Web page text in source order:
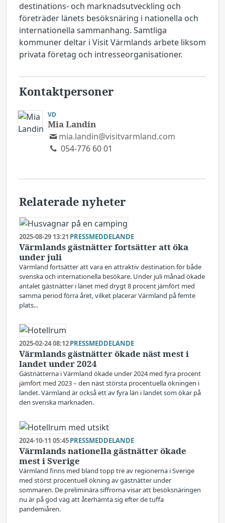
destinations- och marknadsutveckling och
företräder länets besöksnäring i nationella och
internationella sammanhang. Samtliga
kommuner deltar i Visit Värmlands arbete liksom
privata företag och intresseorganisationer.
Kontaktpersoner
VD
Mia Landin
mia.landin@visitvarmland.com
054-776 60 01
Relaterade nyheter
2025-08-29 13:21 PRESSMEDDELANDE
Värmlands gästnätter fortsätter att öka
under juli
Värmland fortsätter att vara en attraktiv destination för både
svenska och internationella besökare. Under juli månad ökade
antalet gästnätter i länet med drygt 8 procent jämfört med
samma period förra året, vilket placerar Värmland på femte
plats...
2025-02-24 08:12PRESSMEDDELANDE
Värmlands gästnätter ökade näst mest i
landet under 2024
Gästnätterna i Värmland ökade under 2024 med fyra procent
jämfört med 2023 – den näst största procentuella ökningen i
landet. Värmland är också ett av fyra län i landet som ökar på
den svenska marknaden.
2024-10-11 05:45PRESSMEDDELANDE
Värmlands nationella gästnätter ökade
mest i Sverige
Värmland finns med bland topp tre av regionerna i Sverige
med störst procentuell ökning av gästnätter under
sommaren. De preliminära siffrorna visar att besöksnäringen
nu är på god väg att återhämta sig efter de tuffa
pandemiåren. ­